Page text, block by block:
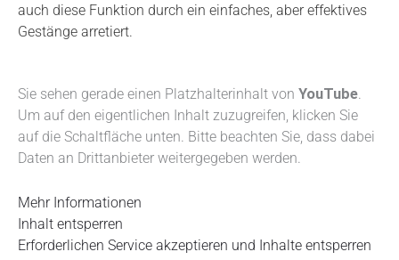
auch diese Funktion durch ein einfaches, aber effektives
Gestänge arretiert.
Sie sehen gerade einen Platzhalterinhalt von YouTube
Um auf den eigentlichen Inhalt zuzugreifen, klicken Sie
auf die Schaltfläche unten. Bitte beachten Sie, dass dabei
Daten an Drittanbieter weitergegeben werden.
Mehr Informationen
Inhalt entsperren
Erforderlichen Service akzeptieren und Inhalte entsperren